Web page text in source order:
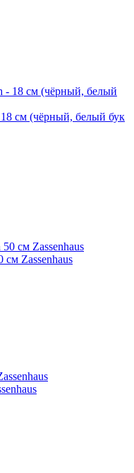
см (чёрный, белый бук
см Zassenhaus